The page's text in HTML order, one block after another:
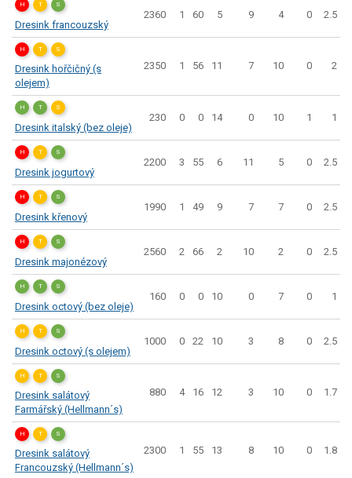
H T S
Dresink francouzský
2360 1 60 5 9 4 0 2.5
H T S
Dresink hořčičný (s
olejem)
2350 1 56 11 7 10 0 2
H T S
Dresink italský (bez oleje)
230 0 0 14 0 10 1 1
H T S
Dresink jogurtový
2200 3 55 6 11 5 0 2.5
H T S
Dresink křenový
1990 1 49 9 7 7 0 2.5
H T S
Dresink majonézový
2560 2 66 2 10 2 0 2.5
H T S
Dresink octový (bez oleje)
160 0 0 10 0 7 0 1
H T S
Dresink octový (s olejem)
1000 0 22 10 3 8 0 2.5
H T S
Dresink salátový
Farmářský (Hellmann´s)
880 4 16 12 3 10 0 1.7
H T S
Dresink salátový
Francouzský (Hellmann´s)
2300 1 55 13 8 10 0 1.8